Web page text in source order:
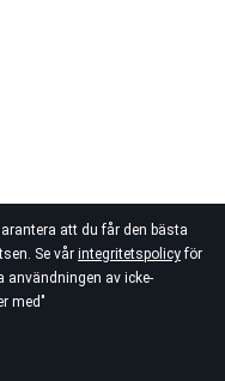
att du får den bästa
Se vår integritetspolicyför
användningen av icke-
med"